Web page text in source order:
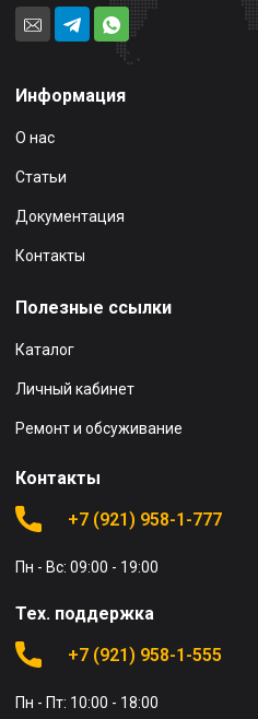
Информация
О нас
Статьи
Документация
Контакты
Полезные ссылки
Каталог
Личный кабинет
Ремонт и обсуживание
Контакты
+7 (921) 958-1-777
Пн - Вс: 09:00 - 19:00
Тех. поддержка
+7 (921) 958-1-555
Пн - Пт: 10:00 - 18:00